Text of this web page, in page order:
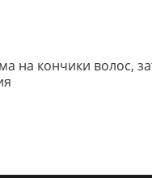
на кончики волос,